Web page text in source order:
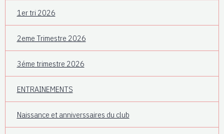
1er tri 2026
2eme Trimestre 2026
3éme trimestre 2026
ENTRAINEMENTS
Naissance et anniverssaires du club